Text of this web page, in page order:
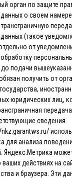
орган по защите
о своем
(такое
от
подачи
получить от
юридических лиц,
сведения.
для анализа
Яндекс.Метрика
действиях на
и браузера. Эти